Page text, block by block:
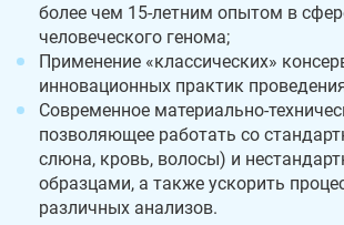
более чем 15-летним опытом в
человеческого генома;
Применение «классических»
инновационных практик
Современное материально-
позволяющее работать со
слюна, кровь, волосы) и
образцами, а также ускорить
различных анализов.